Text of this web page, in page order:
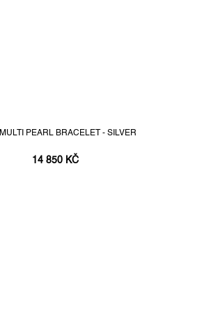
PEARL BRACELET - SILVER
14 850 KČ